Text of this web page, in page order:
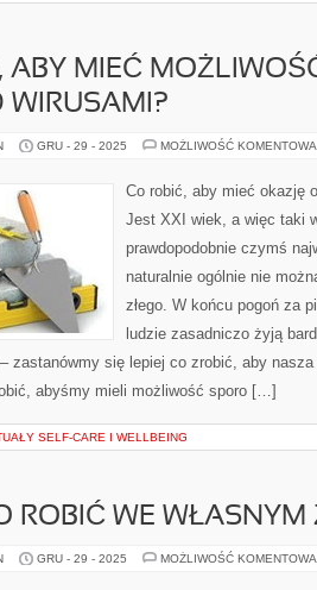
ABY MIEĆ
WIRUSAMI?
GRU - 29 - 2025 MOŻLIWOŚĆ
Co robić, aby mieć okazję
Jest XXI wiek, a więc taki
prawdopodobnie czymś
naturalnie ogólnie nie
złego. W końcu pogoń za
ludzie zasadniczo żyją
zastanówmy się lepiej co zrobić, aby
abyśmy mieli możliwość sporo […]
SELF-CARE I WELLBEING
ROBIĆ WE WŁASNYM
GRU - 29 - 2025 MOŻLIWOŚĆ